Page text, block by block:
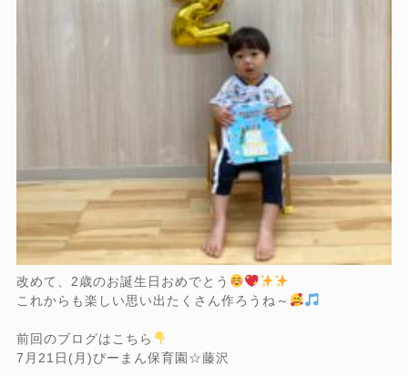
改めて、2歳のお誕生日おめでとう
これからも楽しい思い出たくさん作ろうね～
前回のブログはこちら
7月21日(月)ぴーまん保育園☆藤沢